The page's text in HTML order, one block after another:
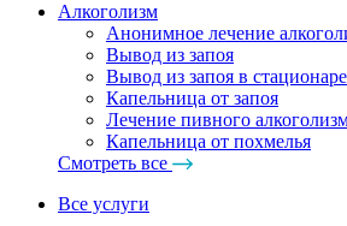
Алкоголизм
Анонимное лечение
Вывод из запоя
Вывод из запоя в стационаре
Капельница от запоя
Лечение пивного
Капельница от похмелья
Смотреть все
Все услуги